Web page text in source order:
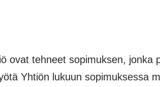
ovat tehneet sopimuksen, jonka
Yhtiön lukuun sopimuksessa